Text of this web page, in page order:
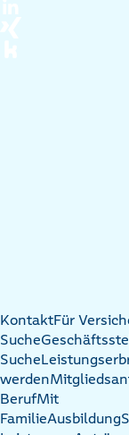
KontaktFür
Suche
Suche
werden
BerufMit
FamilieAusbildung